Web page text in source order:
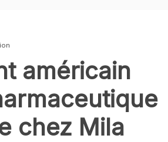
américain
chez Mila